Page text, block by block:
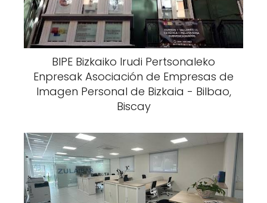
BIPE Bizkaiko Irudi Pertsonaleko
Enpresak Asociación de Empresas de
Imagen Personal de Bizkaia - Bilbao,
Biscay